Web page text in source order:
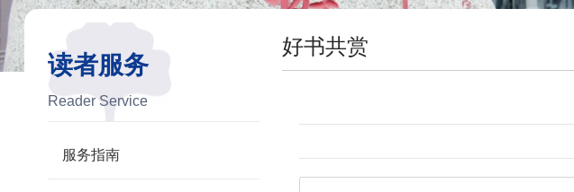
读者服务
Reader Service
服务指南
好书共赏